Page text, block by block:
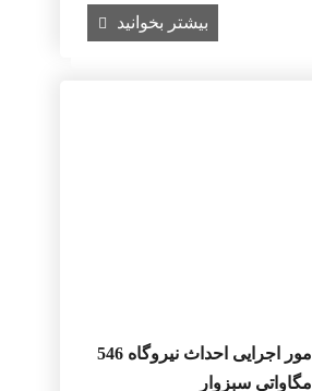
بیشتر بخوانید
جلسه پیشبرد امور اجرایی احداث نیروگاه 546
مگاواتی سبزوار